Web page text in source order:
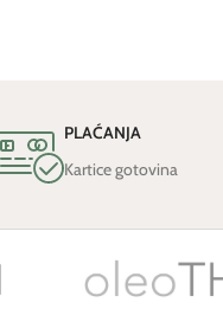
PLAĆANJA
Kartice gotovina